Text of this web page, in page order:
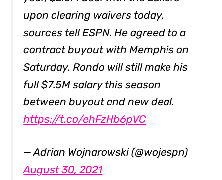
upon clearing waivers today,
sources tell ESPN. He agreed to a
contract buyout with Memphis on
Saturday. Rondo will still make his
full $7.5M salary this season
between buyout and new deal.
https://t.co/ehFzHb6pVC
— Adrian Wojnarowski (@wojespn)
August 30, 2021